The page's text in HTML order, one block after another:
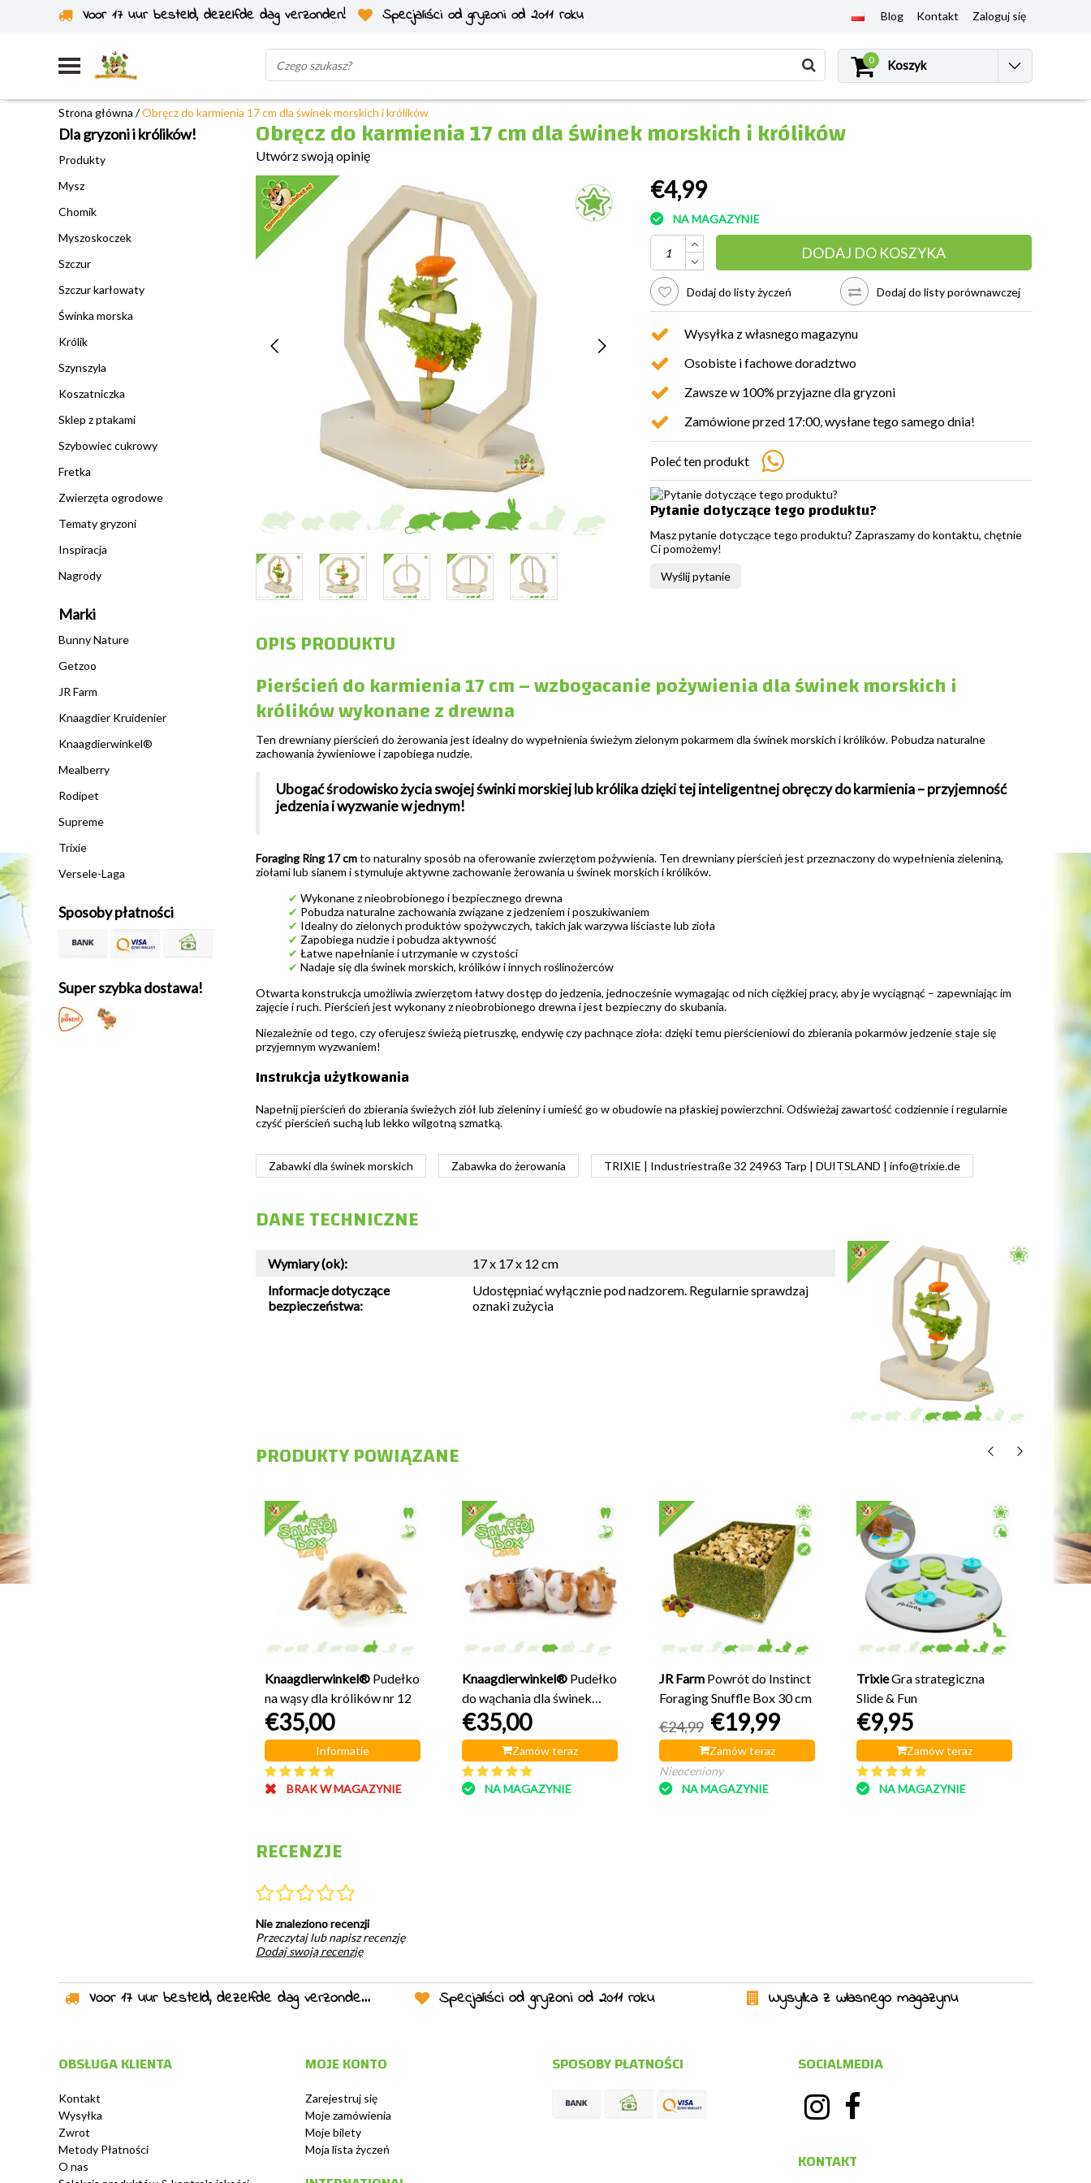
Voor 17 uur besteld, dezelfde dag verzonden!
Specjaliści od gryzoni od 2011 roku
Wysyłka z własnego magazynu
Blog Kontakt Zaloguj się
0 Koszyk
Strona główna /Obręcz do karmienia 17 cm dla świnek morskich i królików
Dla gryzoni i królików!
Produkty
Mysz
Chomik
Myszoskoczek
Szczur
Szczur karłowaty
Świnka morska
Królik
Szynszyla
Koszatniczka
Sklep z ptakami
Szybowiec cukrowy
Fretka
Zwierzęta ogrodowe
Tematy gryzoni
Inspiracja
Nagrody
Marki
Bunny Nature
Getzoo
JR Farm
Knaagdier Kruidenier
Knaagdierwinkel®
Mealberry
Rodipet
Supreme
Trixie
Versele-Laga
Sposoby płatności
Super szybka dostawa!
Obręcz do karmienia 17 cm dla świnek morskich i królików
Utwórz swoją opinię
€4,99
NA MAGAZYNIE
DODAJ DO KOSZYKA
Dodaj do listy życzeń Dodaj do listy porównawczej
Wysyłka z własnego magazynu
Osobiste i fachowe doradztwo
Zawsze w 100% przyjazne dla gryzoni
Zamówione przed 17:00, wysłane tego samego dnia!
Poleć ten produkt
Pytanie dotyczące tego produktu?
Masz pytanie dotyczące tego produktu? Zapraszamy do kontaktu, chętnie
Ci pomożemy!
Wyślij pytanie
OPIS PRODUKTU
Pierścień do karmienia 17 cm – wzbogacanie pożywienia dla świnek morskich i
królików wykonane z drewna
Ten drewniany pierścień do żerowania jest idealny do wypełnienia świeżym zielonym pokarmem dla świnek morskich i królików. Pobudza naturalne
zachowania żywieniowe i zapobiega nudzie.
Ubogać środowisko życia swojej świnki morskiej lub królika dzięki tej inteligentnej obręczy do karmienia – przyjemność
jedzenia i wyzwanie w jednym!
Foraging Ring 17 cmto naturalny sposób na oferowanie zwierzętom pożywienia. Ten drewniany pierścień jest przeznaczony do wypełnienia zieleniną,
ziołami lub sianem i stymuluje aktywne zachowanie żerowania u świnek morskich i królików.
✔ Wykonane z nieobrobionego i bezpiecznego drewna
✔ Pobudza naturalne zachowania związane z jedzeniem i poszukiwaniem
✔ Idealny do zielonych produktów spożywczych, takich jak warzywa liściaste lub zioła
✔ Zapobiega nudzie i pobudza aktywność
✔ Łatwe napełnianie i utrzymanie w czystości
✔ Nadaje się dla świnek morskich, królików i innych roślinożerców
Otwarta konstrukcja umożliwia zwierzętom łatwy dostęp do jedzenia, jednocześnie wymagając od nich ciężkiej pracy, aby je wyciągnąć – zapewniając im
zajęcie i ruch. Pierścień jest wykonany z nieobrobionego drewna i jest bezpieczny do skubania.
Niezależnie od tego, czy oferujesz świeżą pietruszkę, endywię czy pachnące zioła: dzięki temu pierścieniowi do zbierania pokarmów jedzenie staje się
przyjemnym wyzwaniem!
Instrukcja użytkowania
Napełnij pierścień do zbierania świeżych ziół lub zieleniny i umieść go w obudowie na płaskiej powierzchni. Odświeżaj zawartość codziennie i regularnie
czyść pierścień suchą lub lekko wilgotną szmatką.
Zabawki dla świnek morskich Zabawka do żerowania TRIXIE | Industriestraße 32 24963 Tarp | DUITSLAND | info@trixie.de
DANE TECHNICZNE
Wymiary (ok):
17 x 17 x 12 cm
Informacje dotyczące
bezpieczeństwa:
Udostępniać wyłącznie pod nadzorem. Regularnie sprawdzaj
oznaki zużycia
PRODUKTY POWIĄZANE
Knaagdierwinkel® Pudełko
na wąsy dla królików nr 12
€35,00
Informatie
BRAK W MAGAZYNIE
Knaagdierwinkel® Pudełko
do wąchania dla świnek
morskich nr 14
€35,00
Zamów teraz
NA MAGAZYNIE
JR Farm Powrót do Instinct
Foraging Snuffle Box 30 cm
€24,99 €19,99
Zamów teraz
Nieoceniony
NA MAGAZYNIE
TrixieGra strategiczna
Slide & Fun
€9,95
Zamów teraz
NA MAGAZYNIE
Trixie
RECENZJE
Nie znaleziono recenzji
Przeczytaj lub napisz recenzję
Dodaj swoją recenzję
Voor 17 uur besteld, dezelfde dag verzonden! Specjaliści od gryzoni od 2011 roku Wysyłka z własnego magazynu
OBSŁUGA KLIENTA
Kontakt
Wysyłka
Zwrot
Metody Płatności
O nas
MOJE KONTO
Zarejestruj się
Moje zamówienia
Moje bilety
Moja lista życzeń
SPOSOBY PŁATNOŚCI SOCIALMEDIA
KONTAKT